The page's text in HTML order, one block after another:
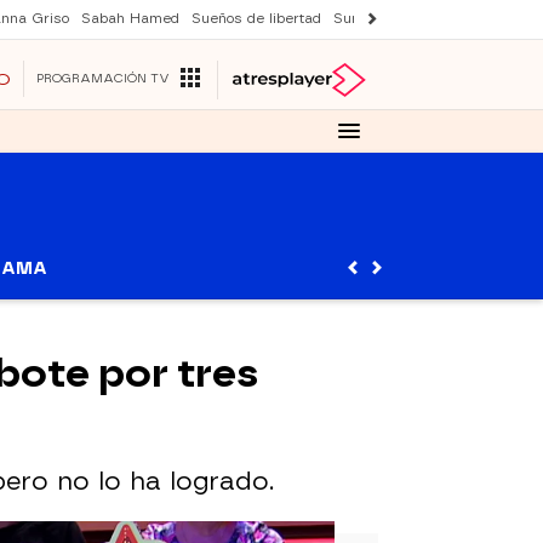
Griso Sabah Hamed Sueños de libertad Suri y Tom Cruise
PROGRAMACIÓN TV
por tres
no lo ha logrado.